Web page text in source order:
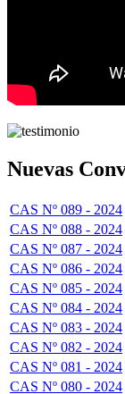
Nuevas
CAS Nº 089 - 2024
CAS Nº 088 - 2024
CAS Nº 087 - 2024
CAS Nº 086 - 2024
CAS Nº 085 - 2024
CAS Nº 084 - 2024
CAS Nº 083 - 2024
CAS Nº 082 - 2024
CAS Nº 081 - 2024
CAS Nº 080 - 2024